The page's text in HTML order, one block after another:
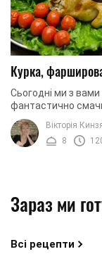
Курка,
Сьогодні ми з
фантастично
неймовірно
курку з овочами.
з’являтися не лише
Вікторія
8
Зараз ми
Всі рецепти